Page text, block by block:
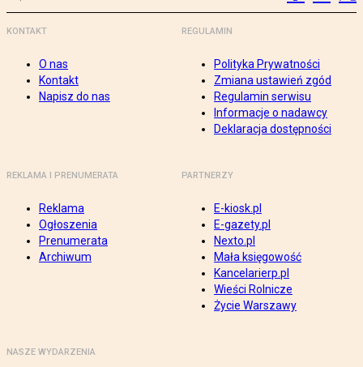
KONTAKT
O nas
Kontakt
Napisz do nas
REGULAMIN
Polityka Prywatności
Zmiana ustawień zgód
Regulamin serwisu
Informacje o nadawcy
Deklaracja dostępności
REKLAMA I PRENUMERATA
Reklama
Ogłoszenia
Prenumerata
Archiwum
PARTNERZY
E-kiosk.pl
E-gazety.pl
Nexto.pl
Mała księgowość
Kancelarierp.pl
Wieści Rolnicze
Życie Warszawy
NASZE WYDARZENIA